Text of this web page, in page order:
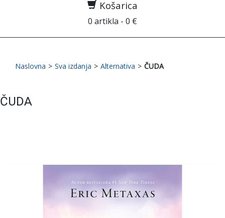
Košarica
0 artikla - 0 €
Naslovna > Sva izdanja > Alternativa > ČUDA
ČUDA